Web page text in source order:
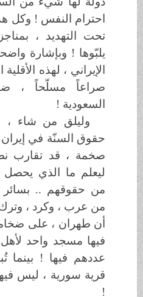
احترام النفس ! وكل
تحت التهديد ،
يلبّوها ! وبإشارة
الإيراني ، لهذه الأقلية
صراعاً مسلّحاً ، ضدّ
السعودية !
وليلق من شاء ،
حقوق السنّة في إيران
صخمة ، قد تقارب
ليعلم ما الذي يحصل
من حقوقهم .. بسائر
من عرب ، وكرد ، وترك ،
أن طهران ، على
فيها مسجد واحد لأهل
عددهم فيها ! بينما
قرية سورية ، ليس